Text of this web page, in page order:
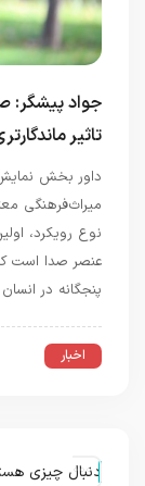
جواد پیشگر:
تاثیر
داور بخش نمایش
میراث‌فرهنگی
نوع رویکرد،
عنصر صدا است
پنجگانه در انسان
اخبار
دنبال چیزی